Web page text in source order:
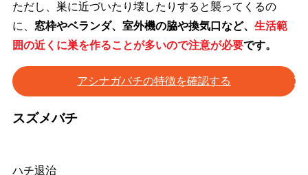
ただし、巣に近づいたり壊したりすると襲ってくるの
に、 窓枠やベランダ、室外機の脇や換気口など、 生活範
囲の近くに巣を作ることが多いので注意が必要です。
アシナガバチの特徴を確認する
スズメバチ
ハチ退治